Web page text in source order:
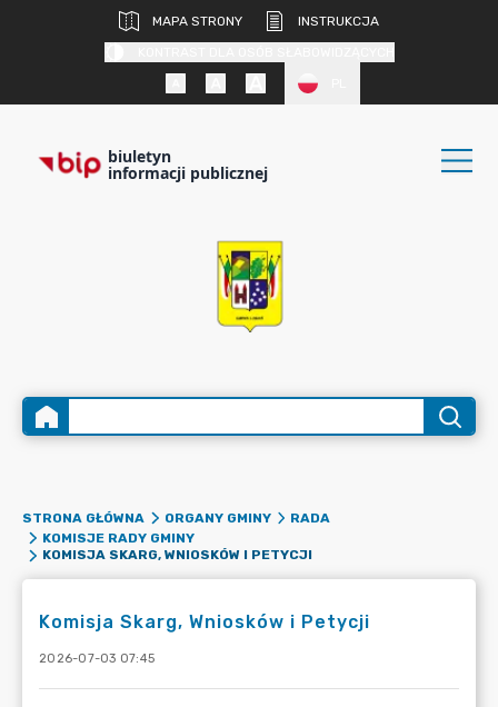
MAPA STRONY
INSTRUKCJA
biuletyn
informacji publicznej
STRONA GŁÓWNA ORGANY GMINY
RADA
KOMISJE RADY GMINY
KOMISJA SKARG, WNIOSKÓW I PETYCJI
Komisja Skarg, Wniosków i Petycji
2026-07-03 07:45